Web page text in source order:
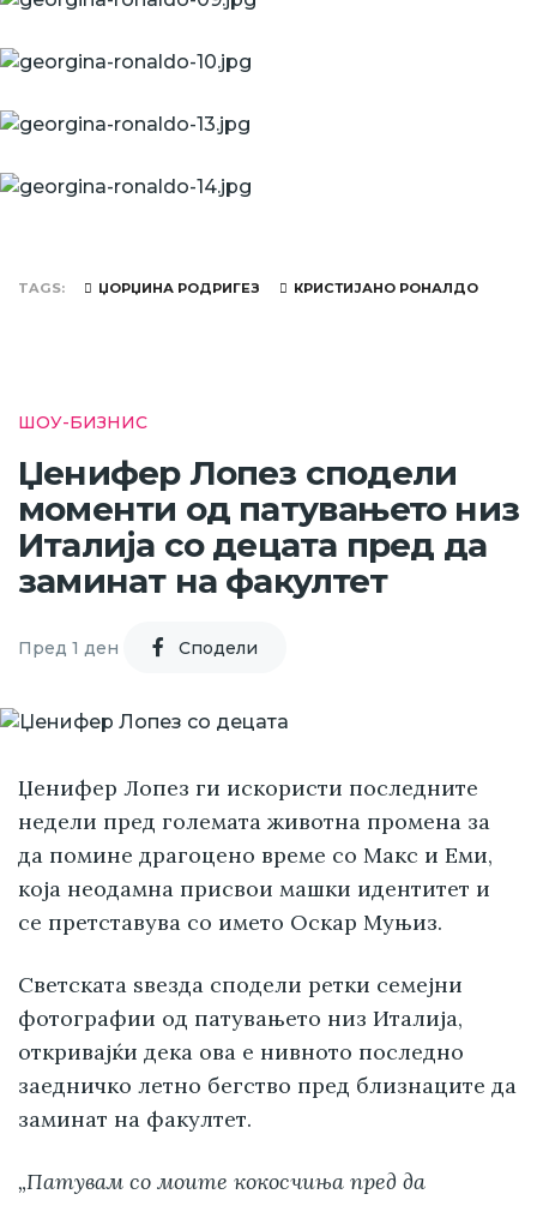
TAGS ЏОРЏИНА РОДРИГЕЗ КРИСТИЈАНО РОНАЛДО
ШОУ-БИЗНИС
Џенифер Лопез сподели
моменти од патувањето низ
Италија со децата пред да
заминат на факултет
Пред 1 ден Cподели
Џенифер Лопез ги искористи последните
недели пред големата животна промена за
да помине драгоцено време со Макс и Еми,
која неодамна присвои машки идентитет и
се претставува со името Оскар Муњиз.
Светската ѕвезда сподели ретки семејни
фотографии од патувањето низ Италија,
откривајќи дека ова е нивното последно
заедничко летно бегство пред близнаците да
заминат на факултет.
„Патувам со моите кокосчиња пред да